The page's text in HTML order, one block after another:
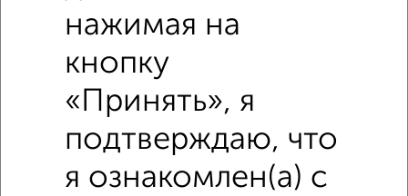
Дом 70м², 1-этажный, на длительный срок, в черте
в месяц
Пролетарский район, Маршала Конева
Собственник, 03.08.2026
нажимая на
кнопку
«Принять», я
подтверждаю, что
я ознакомлен(а) с